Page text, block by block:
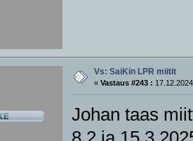
Vs: SaiKin LPR miitit
« Vastaus #243 :
Johan taas